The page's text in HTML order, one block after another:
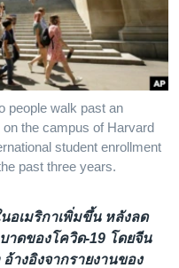
people walk past an
the campus of Harvard
student enrollment
past three years.
อเมริกาเพิ่มขึ้น หลังลด
าดของโควิด-19 โดยจีน
างอิงจากรายงานของ